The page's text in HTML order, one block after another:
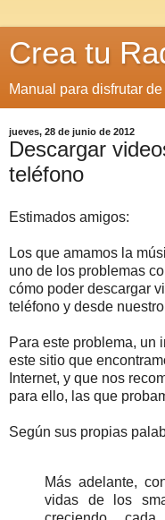
Crea tu
Manual para disfrutar
jueves, 28 de junio de 2012
Descargar
teléfono
Estimados amigos:
Los que amamos la
uno de los problemas
cómo poder descargar
teléfono y desde
Para este problema, un
este sitio que
Internet, y que nos
para ello, las que
Según sus propias
Más adelante,
vidas de los